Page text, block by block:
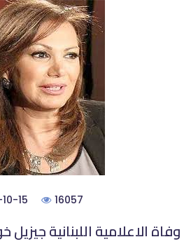
15 16057
وفاة الاعلامية اللبنانية جيزيل